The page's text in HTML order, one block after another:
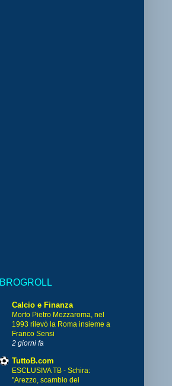
BROGROLL
Calcio e Finanza
Morto Pietro Mezzaroma, nel
1993 rilevò la Roma insieme a
Franco Sensi
2 giorni fa
TuttoB.com
ESCLUSIVA TB - Schira:
"Arezzo, scambio dei